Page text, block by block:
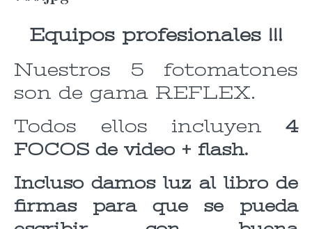
Equipos profesionales !!!
Nuestros 5 fotomatones
son de gama REFLEX.
Todos ellos incluyen 4
FOCOS de video + flash.
Incluso damos luz al libro de
firmas para que se pueda